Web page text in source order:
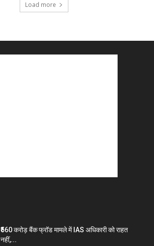
Load more
₹560 करोड़ बैंक फ्रॉड मामले में IAS अधिकारी को राहत
नहीं,...